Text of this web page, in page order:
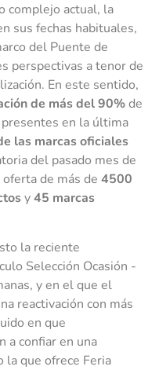
complejo actual, la
sus fechas habituales,
del Puente de
perspectivas a tenor de
En este sentido,
de más del 90%de
en la última
las marcas oficiales
del pasado mes de
de más de 4500
y45 marcas
la reciente
Selección Ocasión -
y en el que el
reactivación con más
en que
a confiar en una
la que ofrece Feria